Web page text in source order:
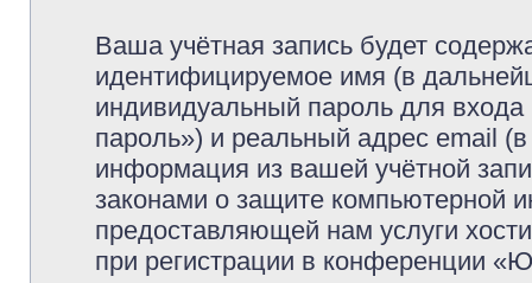
Ваша учётная запись будет
идентифицируемое имя (в
индивидуальный пароль для
пароль») и реальный адрес email
информация из вашей учётной
законами о защите компьютерной
предоставляющей нам услуги
при регистрации в конференции